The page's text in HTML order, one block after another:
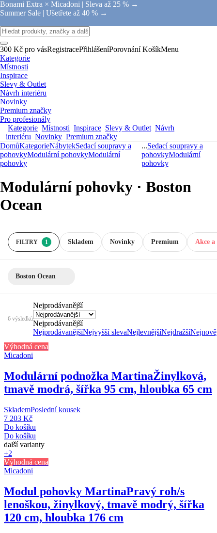
Bonami Extra × Micadoni | Sleva až 25 % →
Summer Sale | Ušetřete až 40 % →
300 Kč pro vásRegistracePřihlášeníPorovnání KošíkMenu
Kategorie
Místnosti
Inspirace
Slevy & Outlet
Návrh interiéru
Novinky
Premium značky
Pro profesionály
Kategorie Místnosti Inspirace Slevy & Outlet Návrh
interiéru Novinky Premium značky
DomůKategorieNábytekSedací soupravy a
pohovkyModulární pohovkyModulární
pohovky
...Sedací soupravy a
pohovkyModulární
pohovky
Modulární pohovky · Boston
Ocean
FILTRY 1 Skladem Akce a
Novinky Premium
Boston Ocean
6 výsledků
Nejprodávanější
Nejprodávanější
NejprodávanějšíNejvyšší slevaNejlevnějšíNejdražší
Výhodná cena
Micadoni
Modulární podnožka MartinaŽinylková,
tmavě modrá, šířka 95 cm, hloubka 65 cm
SklademPoslední kousek
7 203 Kč
Do košíku
Do košíku
další varianty
+2
Výhodná cena
Micadoni
Modul pohovky MartinaPravý roh/s
lenoškou, žinylkový, tmavě modrý, šířka
120 cm, hloubka 176 cm